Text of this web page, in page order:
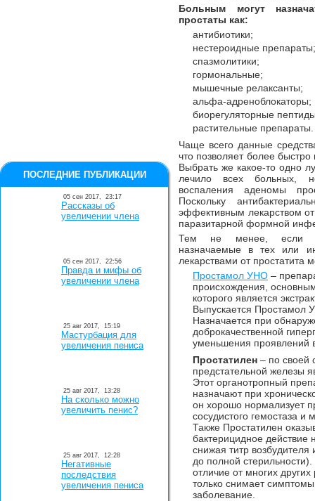
Больным могут
простаты как:
антибиотики;
нестероидные препараты;
спазмолитики;
гормональные;
мышечные релаксанты;
альфа-адреноблокаторы;
биорегуляторные
растительные препараты.
Чаще всего данные
что позволяет более
Выбрать же какое-то одно
лечило всех больных,
воспаления аденомы
Поскольку
эффективным лекарством
паразитарной формной
Тем не менее, если
назначаемые в тех или
лекарствами от простатита
Простамол УНО –
происхождения,
которого является
Выпускается Простамол
Назначается при
доброкачественной
уменьшения проявлений
Простатилен – по своей
предстательной железы
Этот органотропный
назначают при
он хорошо нормализует
сосудистого гемостаза и
Также Простатилен
бактерицидное действие
снижая титр возбудителя
до полной
отличие от многих
только снимает
заболевание.
ПОСЛЕДНИЕ ПУБЛИКАЦИИ
05 сен 2017, 23:17
Рассказы об
увеличении члена
05 сен 2017, 22:56
Правда и мифы об
увеличении члена
25 авг 2017, 15:19
Мастурбация для
увеличения пениса
25 авг 2017, 13:28
На сколько можно
увеличить пенис?
25 авг 2017, 12:28
Негативные
последствия
увеличения пениса